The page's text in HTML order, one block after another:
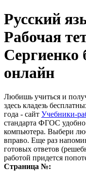
Русский
Рабочая
Сергиенко
онлайн
Любишь учиться и
здесь кладезь
года - сайт Учебники-
стандарта ФГОС удобно
компьютера. Выбери
вправо. Еще раз
готовых ответов
работой придется
Страница №: